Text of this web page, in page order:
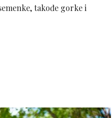
takođe gorke i